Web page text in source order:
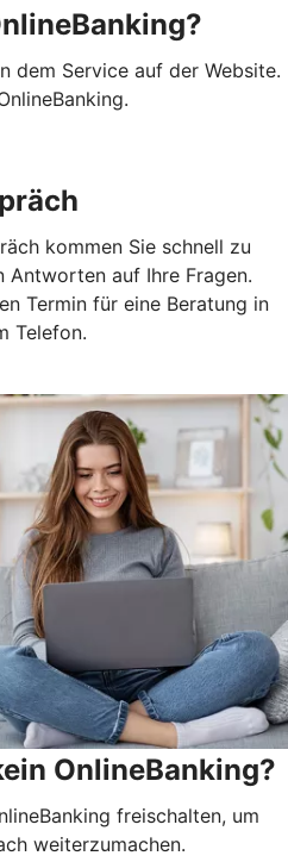
dem Service auf der Website.
kommen Sie schnell zu
Antworten auf Ihre Fragen.
Termin für eine Beratung in
Telefon.
OnlineBanking?
freischalten, um
weiterzumachen.